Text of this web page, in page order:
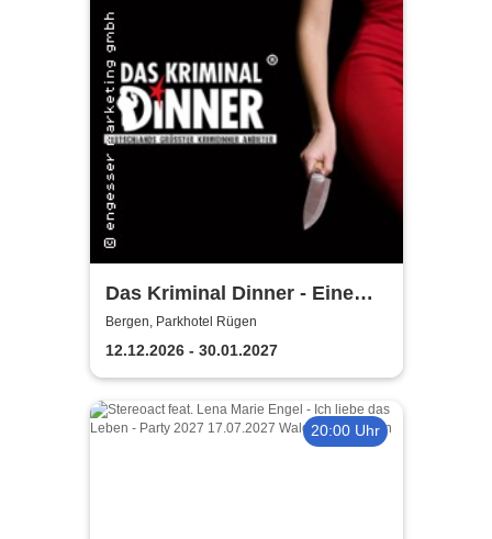
Das Kriminal Dinner - Eine
Mords-Versteigerung
Bergen, Parkhotel Rügen
12.12.2026 - 30.01.2027
20:00 Uhr